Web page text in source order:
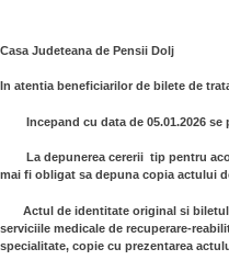
Casa Judeteana de Pensii Dolj
In atentia beneficiarilor de bilete de
Incepand cu data de 05.01.2026 se
La depunerea cererii tip pentru
mai fi obligat sa depuna copia actului
Actul de identitate original si biletul
serviciile medicale de recuperare-
specialitate, copie cu prezentarea